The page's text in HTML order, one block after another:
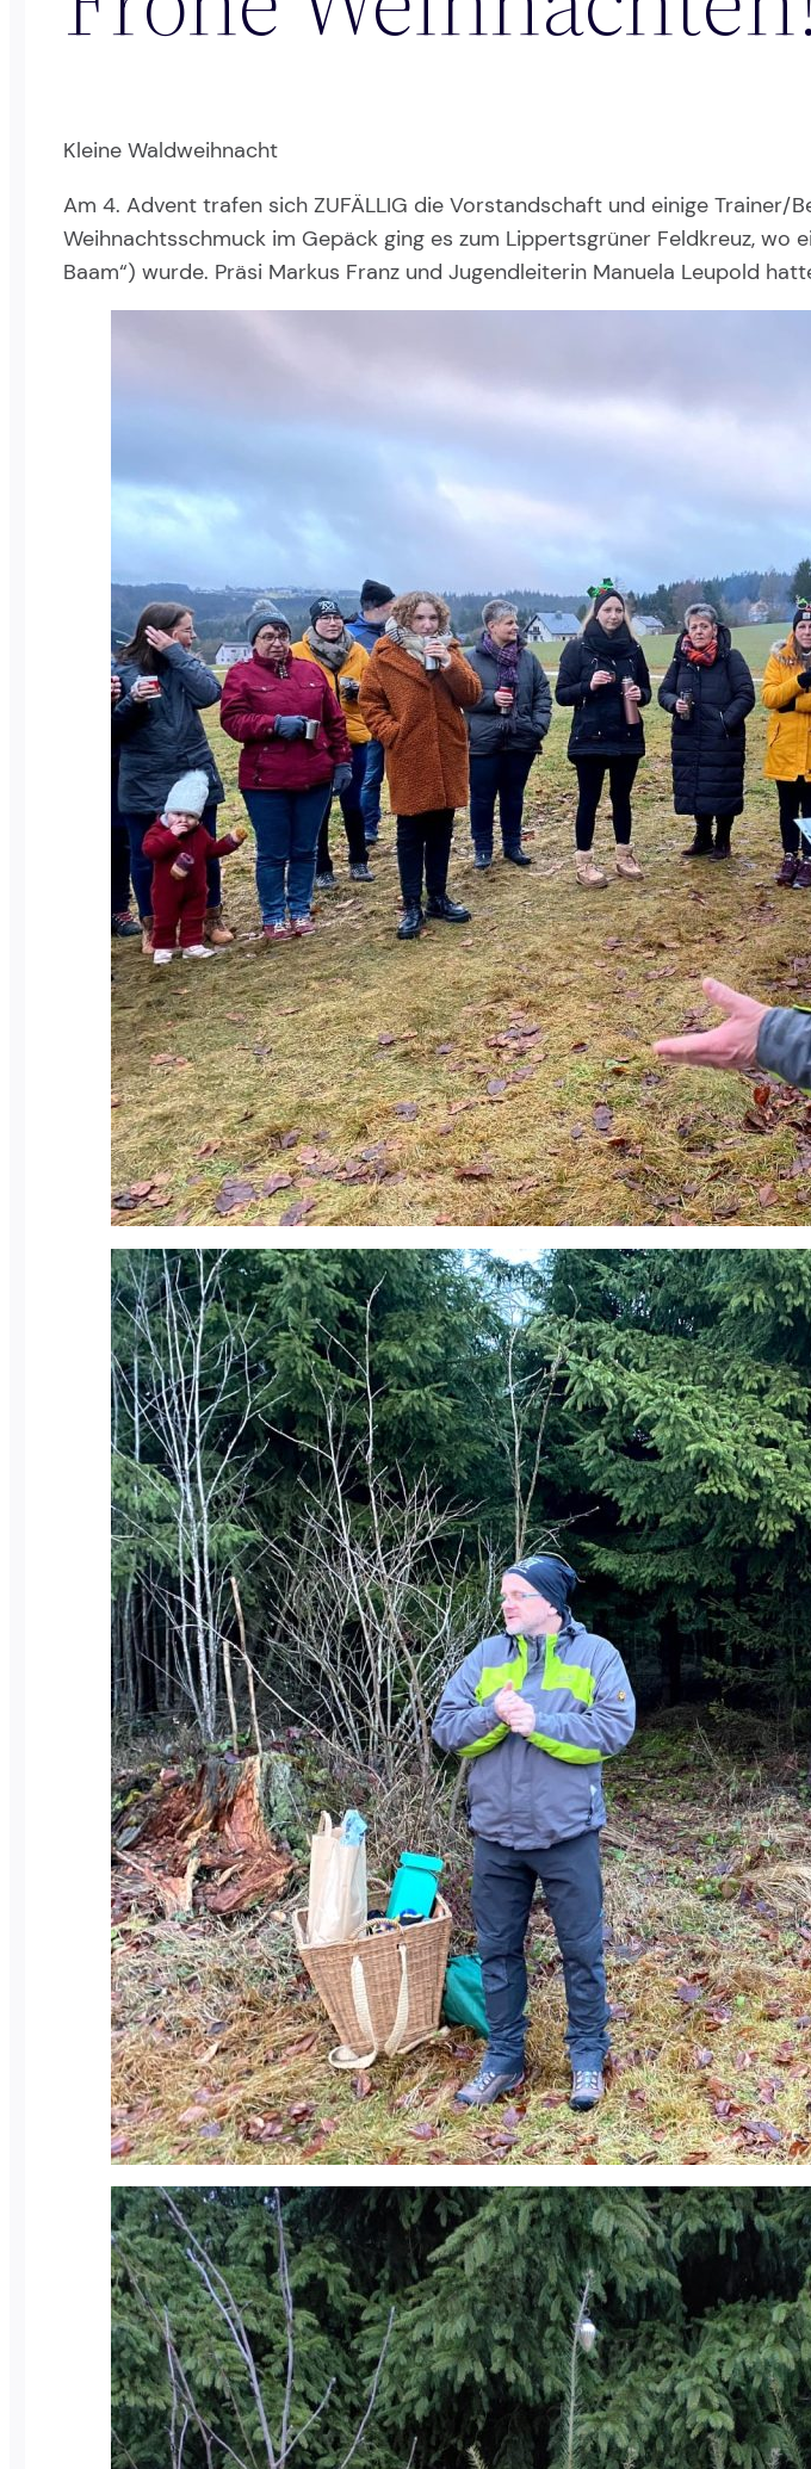
Kleine Waldweihnacht
Am 4. Advent trafen sich ZUFÄLLIG die Vorstandschaft und einige Trainer/
Weihnachtsschmuck im Gepäck ging es zum Lippertsgrüner Feldkreuz,
Baam“) wurde. Präsi Markus Franz und Jugendleiterin Manuela Leupold